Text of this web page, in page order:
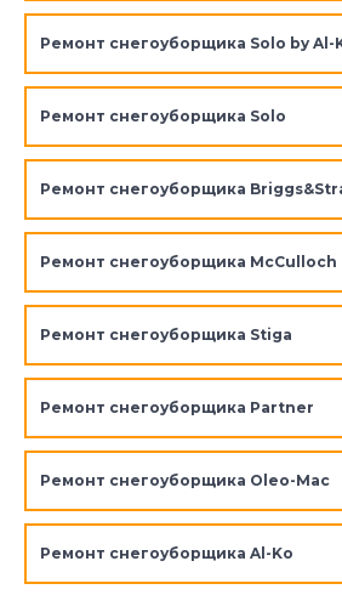
Ремонт снегоуборщика Solo by Al-
Ремонт снегоуборщика Solo
Ремонт снегоуборщика
Ремонт снегоуборщика McCulloch
Ремонт снегоуборщика Stiga
Ремонт снегоуборщика Partner
Ремонт снегоуборщика Oleo-Mac
Ремонт снегоуборщика Al-Ko